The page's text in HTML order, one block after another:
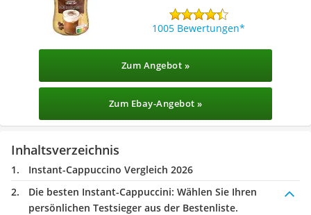
1005 Bewertungen
Zum Angebot »
Zum Ebay-Angebot »
Inhaltsverzeichnis
Instant-Cappuccino Vergleich 2026
Die besten Instant-Cappuccini: Wählen Sie Ihren
persönlichen Testsieger aus der Bestenliste.